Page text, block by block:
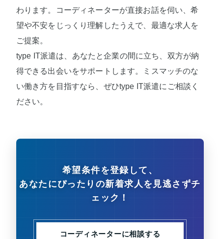
わります。コーディネーターが直接お話を伺い、希
望や不安をじっくり理解したうえで、最適な求人を
ご提案。
type IT派遣は、あなたと企業の間に立ち、双方が納
得できる出会いをサポートします。ミスマッチのな
い働き方を目指すなら、ぜひtype IT派遣にご相談く
ださい。
希望条件を登録して、
あなたにぴったりの新着求人を見逃さずチ
ェック！
コーディネーターに相談する